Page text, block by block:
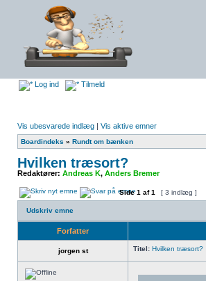
Log ind Tilmeld
Vis ubesvarede indlæg | Vis aktive emner
Boardindeks » Rundt om bænken
Hvilken træsort?
Redaktører: Andreas K, Anders Bremer
Side1 af1 [ 3 indlæg ]
Udskriv emne
Forfatter
jorgen st Titel: Hvilken træsort?